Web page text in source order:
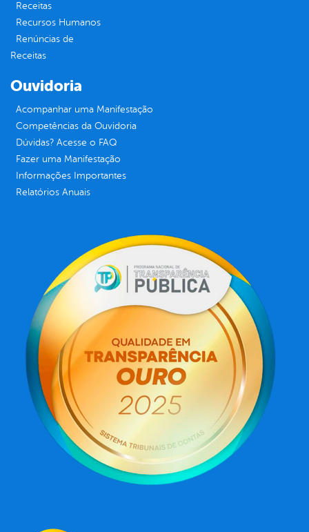
Receitas
Recursos Humanos
Renúncias de
Receitas
Ouvidoria
Acompanhar uma Manifestação
Competências da Ouvidoria
Dúvidas? Acesse o FAQ
Fazer uma Manifestação
Informações Importantes
Relatórios Anuais